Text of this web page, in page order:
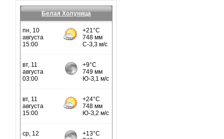
Белая Холуница